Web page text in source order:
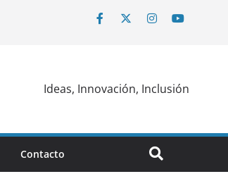
Ideas, Innovación, Inclusión
Contacto